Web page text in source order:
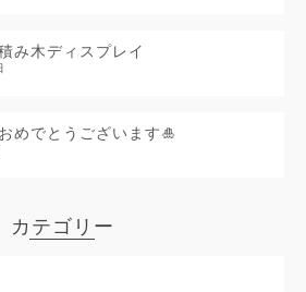
み木ディスプレイ
めでとうございます🎍
カテゴリー